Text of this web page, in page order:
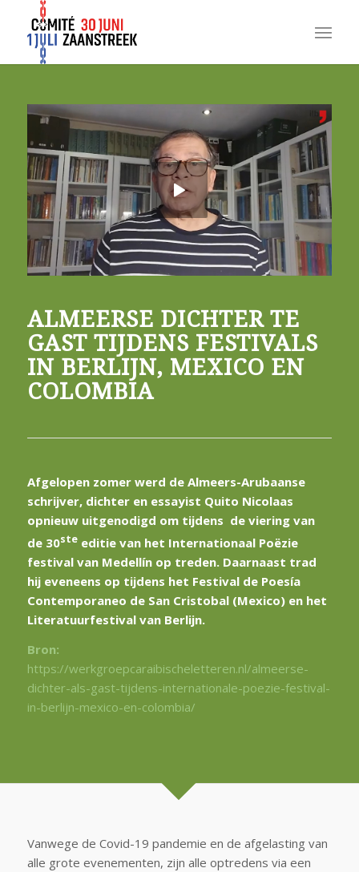
ALMEERSE DICHTER TE
GAST TIJDENS FESTIVALS
IN BERLIJN, MEXICO EN
COLOMBIA
Afgelopen zomer werd de Almeers-Arubaanse
schrijver, dichter en essayist Quito Nicolaas
opnieuw uitgenodigd om tijdens de viering van
de 30steeditie van het Internationaal Poëzie
festival van Medellín op treden. Daarnaast trad
hij eveneens op tijdens het Festival de Poesía
Contemporaneo de San Cristobal (Mexico) en het
Literatuurfestival van Berlijn.
Bron:
https://werkgroepcaraibischeletteren.nl/almeerse-
dichter-als-gast-tijdens-internationale-poezie-festival-
in-berlijn-mexico-en-colombia/
Vanwege de Covid-19 pandemie en de afgelasting van
alle grote evenementen, zijn alle optredens via een